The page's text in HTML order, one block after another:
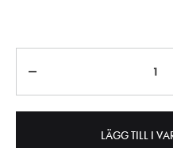
LÄGG TILL I